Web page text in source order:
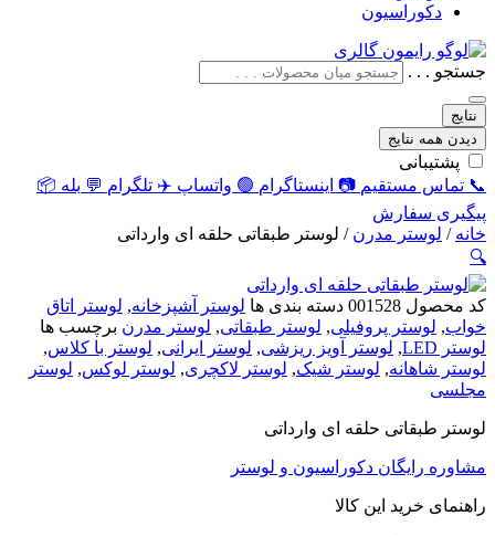
دکوراسیون
جستجو . . .
نتایج
دیدن همه نتایج
پشتیبانی
📞 تماس مستقیم 📷 اینستاگرام 🟢 واتساپ ✈️ تلگرام 💬 بله 📦
پیگیری سفارش
خانه/لوستر مدرن/ لوستر طبقاتی حلقه ای وارداتی
🔍
کد محصول 001528 دسته بندی ها لوستر آشپزخانه,لوستر اتاق
خواب,لوستر پروفیلی ,لوستر طبقاتی ,لوستر مدرن برچسب ها
لوستر LED
,لوستر آویز ریزشی ,لوستر ایرانی ,لوستر با کلاس
لوستر شاهانه,لوستر شیک,لوستر لاکچری,لوستر لوکس ,لوستر
مجلسی
لوستر طبقاتی حلقه ای وارداتی
مشاوره رایگان دکوراسیون و لوستر
راهنمای خرید این کالا